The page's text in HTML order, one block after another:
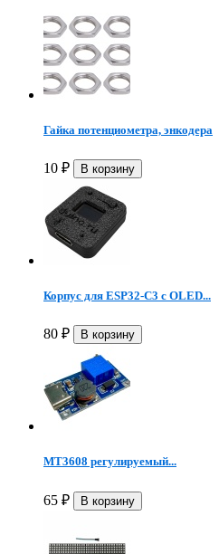
Гайка потенциометра, энкодера
10 ₽
Корпус для ESP32-C3 с OLED...
80 ₽
MT3608 регулируемый...
65 ₽